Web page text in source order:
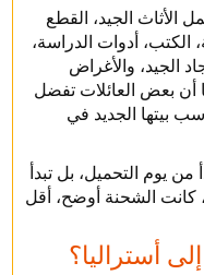
الأثاث الجيد، القطع
الكتب، أدوات الدراسة،
الجيد، والأغراض
أن بعض العائلات تفضل
بيتها الجديد في
من يوم التحميل، بل تبدأ
كانت الشحنة أوضح، أقل
أستراليا؟